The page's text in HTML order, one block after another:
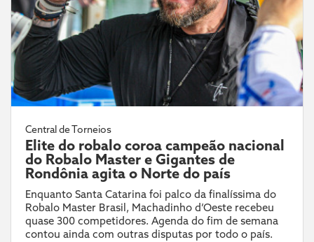
Central de Torneios
Elite do robalo coroa campeão nacional
do Robalo Master e Gigantes de
Rondônia agita o Norte do país
Enquanto Santa Catarina foi palco da finalíssima do
Robalo Master Brasil, Machadinho d’Oeste recebeu
quase 300 competidores. Agenda do fim de semana
contou ainda com outras disputas por todo o país.